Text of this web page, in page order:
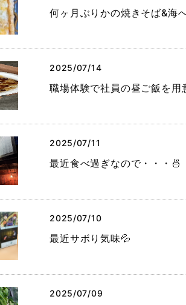
何ヶ月ぶりかの焼きそば&海
2025/07/14
職場体験で社員の昼ご飯を用
2025/07/11
最近食べ過ぎなので・・・🍜
2025/07/10
最近サボり気味💦
2025/07/09